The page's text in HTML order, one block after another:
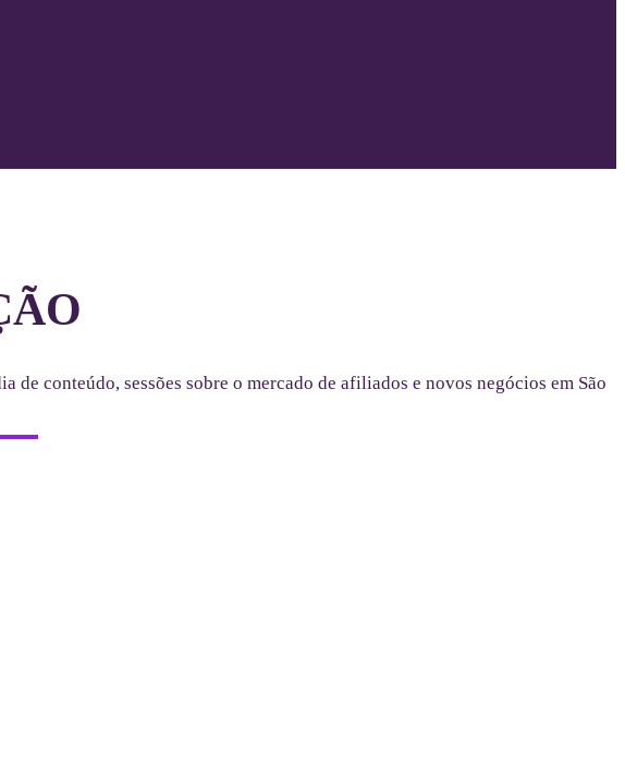
conteúdo, sessões sobre o mercado de afiliados e novos negócios em São